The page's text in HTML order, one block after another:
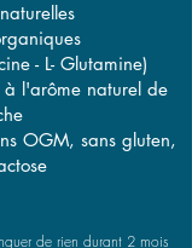
- L- Glutamine)
l'arôme naturel de
OGM, sans gluten,
de rien durant 2 mois